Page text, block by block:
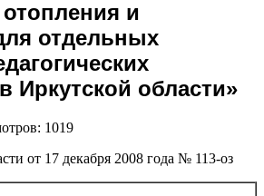
и
отдельных
Иркутской области»
1019
от 17 декабря 2008 года № 113-оз